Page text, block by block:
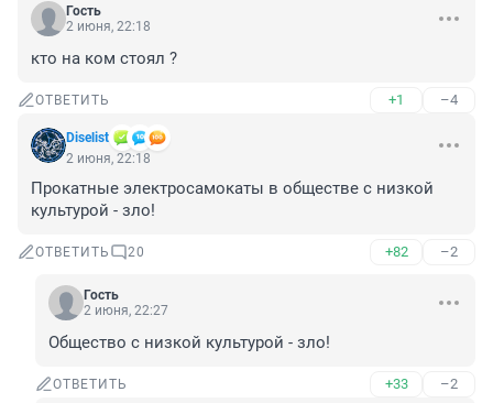
Гость
2 июня, 22:18
кто на ком стоял ?
ОТВЕТИТЬ +1 –4
Diselist
2 июня, 22:18
Прокатные электросамокаты в обществе с низкой
культурой - зло!
ОТВЕТИТЬ 20 +82 –2
Гость
2 июня, 22:27
Общество с низкой культурой - зло!
ОТВЕТИТЬ +33 –2